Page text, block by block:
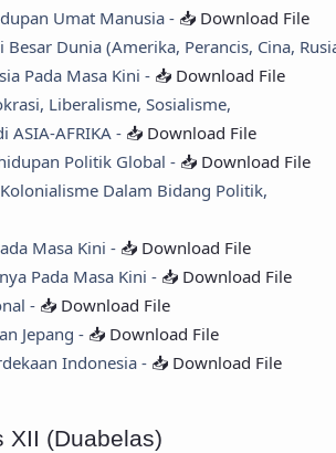
Umat Manusia - 📥 Download File
Dunia (Amerika, Perancis, Cina,
Pada Masa Kini - 📥 Download File
Liberalisme, Sosialisme,
ASIA-AFRIKA - 📥 Download File
Politik Global - 📥 Download File
Dalam Bidang Politik,
Masa Kini - 📥 Download File
Pada Masa Kini - 📥 Download File
- 📥 Download File
Jepang - 📥 Download File
Indonesia - 📥 Download File
XII (Duabelas)